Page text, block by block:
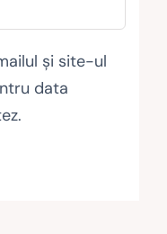
și site-ul
data